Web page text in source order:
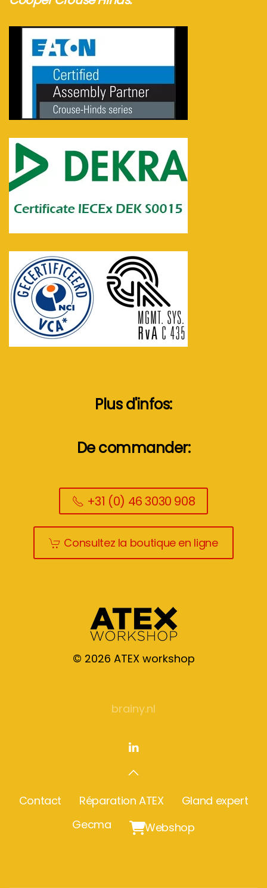
Plus d'infos:
De commander:
+31 (0) 46 3030 908
Consultez la boutique en ligne
© 2026 ATEX workshop
brainy.nl
Contact Réparation ATEX
Gland expert
Gecma
Webshop